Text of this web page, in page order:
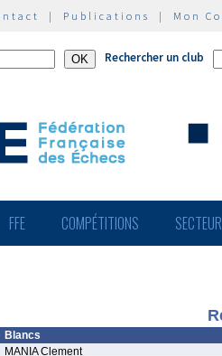
| Publications | Mon
Rechercher un club
FFE COMPÉTITIONS
Blancs
MANIA Clement